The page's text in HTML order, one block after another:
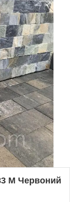
М Червоний